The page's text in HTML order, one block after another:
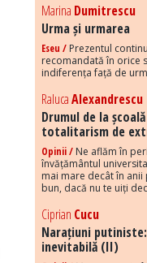
Marina Dumitrescu
Urma și urmarea
Eseu / Prezentul
recomandată în orice
indiferența față de
RalucaAlexandrescu
Drumul de la
totalitarism de
Opinii / Ne aflăm în
învățământul
mai mare decât în anii
bun, dacă nu te uiți
Ciprian Cucu
Narațiuni
inevitabilă (II)